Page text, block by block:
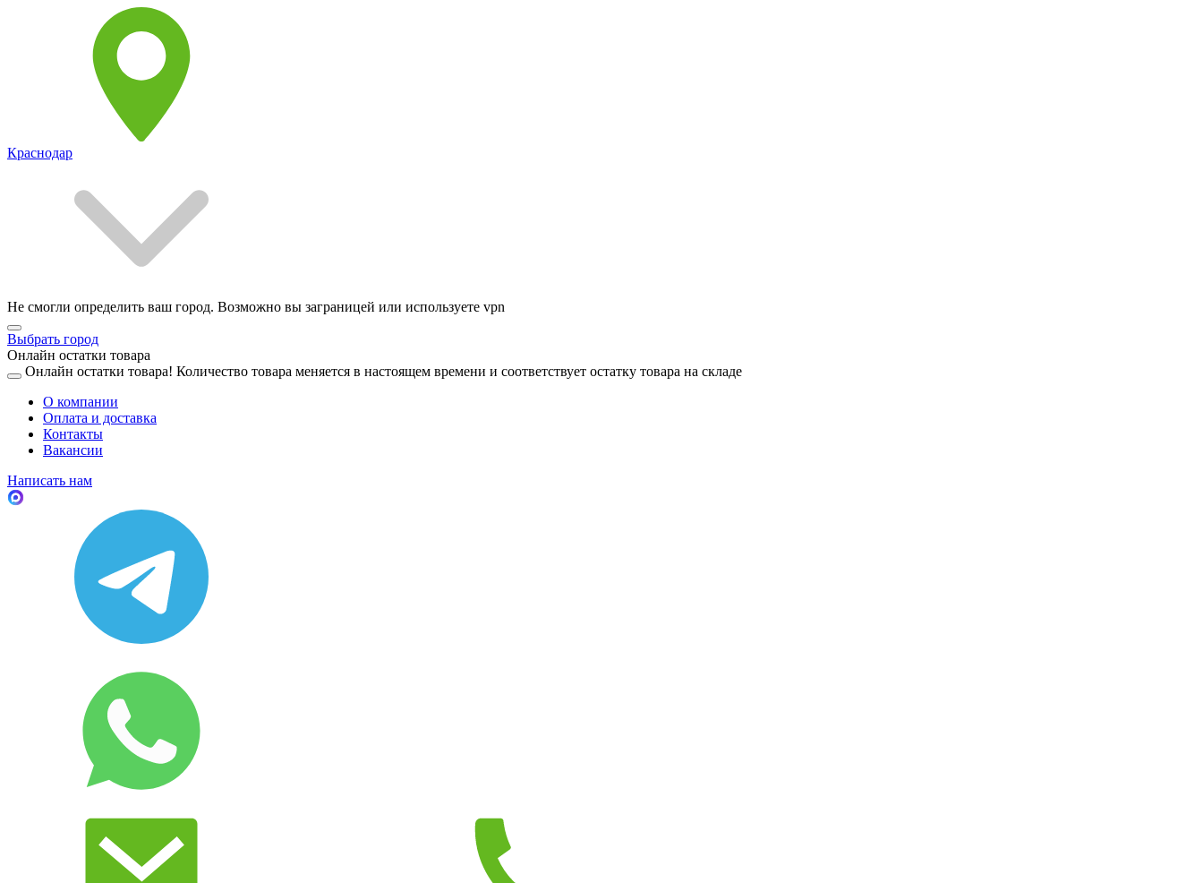
Краснодар
Не смогли определить ваш город. Возможно вы заграницей или используете vpn
Выбрать город
Онлайн остатки товара
Онлайн остатки товара! Количество товара меняется в настоящем времени и соответствует остатку товара на складе
О компании
Оплата и доставка
Контакты
Вакансии
Написать нам